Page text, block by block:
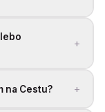
+
na Cestu? +